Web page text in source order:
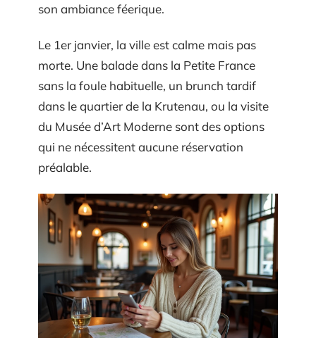
son ambiance féerique.
Le 1er janvier, la ville est calme mais pas
morte. Une balade dans la Petite France
sans la foule habituelle, un brunch tardif
dans le quartier de la Krutenau, ou la visite
du Musée d’Art Moderne sont des options
qui ne nécessitent aucune réservation
préalable.